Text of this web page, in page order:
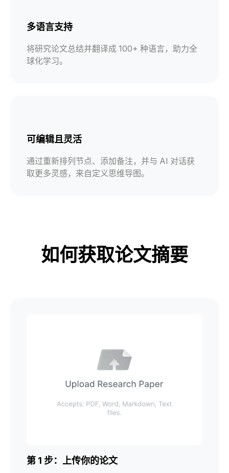
多语言支持
将研究论文总结并翻译成 100+ 种语言，助力全
球化学习。
可编辑且灵活
通过重新排列节点、添加备注，并与 AI 对话获
取更多灵感，来自定义思维导图。
如何获取论文摘要
第 1 步：上传你的论文